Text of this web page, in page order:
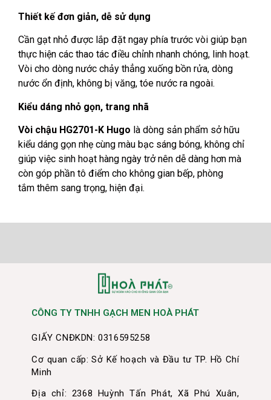
Thiết kế đơn giản, dễ sử dụng
Cần gạt nhỏ được lắp đặt ngay phía trước vòi giúp bạn
thực hiện các thao tác điều chỉnh nhanh chóng, linh hoạt.
Vòi cho dòng nước chảy thẳng xuống bồn rửa, dòng
nước ổn định, không bị văng, tóe nước ra ngoài.
Kiểu dáng nhỏ gọn, trang nhã
Vòi chậu HG2701-K Hugo là dòng sản phẩm sở hữu
kiểu dáng gọn nhẹ cùng màu bạc sáng bóng, không chỉ
giúp việc sinh hoạt hàng ngày trở nên dễ dàng hơn mà
còn góp phần tô điểm cho không gian bếp, phòng
tắm thêm sang trọng, hiện đại.
CÔNG TY TNHH GẠCH MEN HOÀ PHÁT
GIẤY CNĐKDN: 0316595258
Cơ quan cấp: Sở Kế hoạch và Đầu tư TP. Hồ Chí
Minh
Địa chỉ: 2368 Huỳnh Tấn Phát, Xã Phú Xuân,